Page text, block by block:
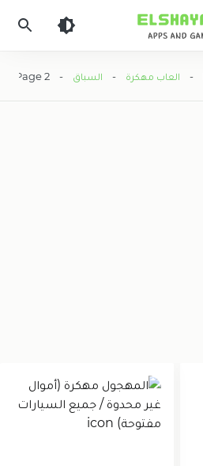
- العاب مهكرة - السباق - Page 2